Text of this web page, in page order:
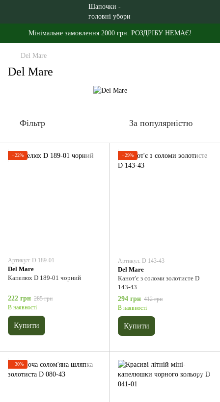
Мінімальне замовлення 2000 грн. РОЗДРІБУ НЕМАЄ!
Del Мare
Del Мare
Фільтр За популярністю
−22%
Артикул: D 189-01
Del Мare
Капелюх D 189-01 чорний
222 грн 285 грн
В наявності
Купити
−29%
Артикул: D 143-43
Del Мare
Канот'є з соломи золотисте D
143-43
294 грн 412 грн
В наявності
Купити
−30%